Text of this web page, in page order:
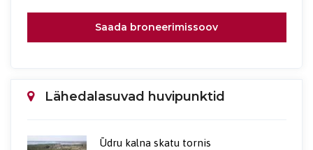
Saada broneerimissoov
Lähedalasuvad huvipunktid
Ūdru kalna skatu tornis